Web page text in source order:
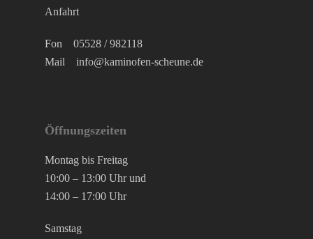
Anfahrt
Fon 05528 / 982118
Mail info@kaminofen-scheune.de
Öffnungszeiten
Montag bis Freitag
10:00 – 13:00 Uhr und
14:00 – 17:00 Uhr
Samstag